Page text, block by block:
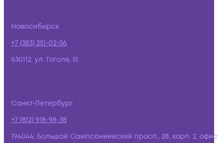
Новосибирск
+7 (383) 251-02-56
630112, ул. Гоголя, 51
Санкт-Петербург
+7 (812) 918-98-38
194044, Большой Сампсониевский просп., 28, корп. 2,